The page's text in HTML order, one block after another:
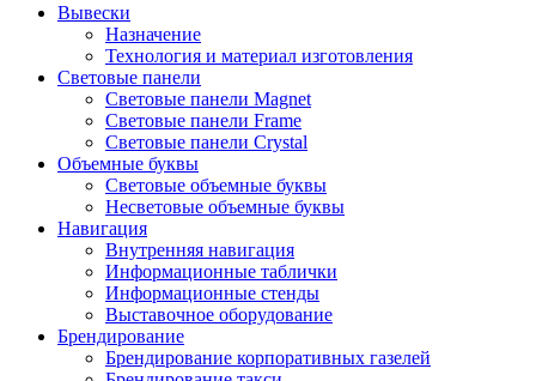
Вывески
Назначение
Технология и материал изготовления
Световые панели
Световые панели Magnet
Световые панели Frame
Световые панели Crystal
Объемные буквы
Световые объемные буквы
Несветовые объемные буквы
Навигация
Внутренняя навигация
Информационные таблички
Информационные стенды
Выставочное оборудование
Брендирование
Брендирование корпоративных газелей